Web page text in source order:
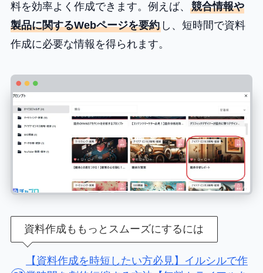
料を効率よく作成できます。例えば、 競合情報や
製品に関するWebページを要約し、短時間で資料
作成に必要な情報を得られます。
資料作成ももっとスムーズにするには
【資料作成を時短したい方必見】イルシルで作